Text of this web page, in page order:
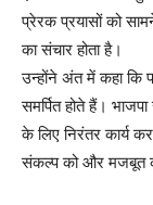
प्रेरक प्रयासों को
का संचार होता है।
उन्होंने अंत में कहा कि
समर्पित होते हैं।
के लिए निरंतर कार्य
संकल्प को और मजबूत